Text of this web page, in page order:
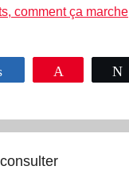
comment ça marche
Partagez